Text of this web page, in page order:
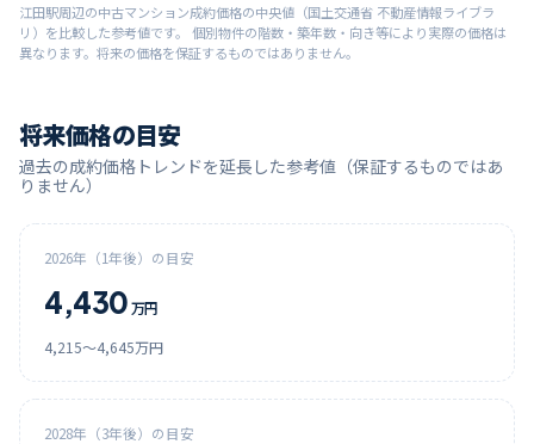
江田駅周辺の中古マンション成約価格の中央値（国土交通省 不動産情報ライブラ
リ）を比較した参考値です。 個別物件の階数・築年数・向き等により実際の価格は
異なります。将来の価格を保証するものではありません。
将来価格の目安
過去の成約価格トレンドを延長した参考値（保証するものではあ
りません）
2026年（1年後）の目安
4,430 万円
4,215〜4,645万円
2028年（3年後）の目安